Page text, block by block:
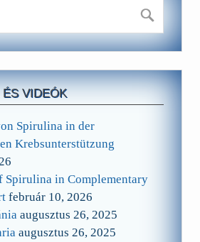
VIDEÓK
Spirulina in der
Krebsunterstützung
Spirulina in Complementary
február 10, 2026
augusztus 26, 2025
augusztus 26, 2025